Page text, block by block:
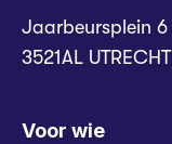
Jaarbeursplein 6
3521AL UTRECHT
Voor wie